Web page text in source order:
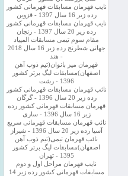
نایب قهرمان مسابقات قهرمانی کشور
رده زیر 16 سال 1397 - قزوین
نایب قهرمان مسابقات قهرمانی کشور
رده زیر 20 سال 1397 - زنجان
مقام سوم تیمی مسابقات المپیاد
جهانی شطرنج رده زیر 16 سال 2018
- هند
قهرمان میز بانوان(تیم ذوب آهن
اصفهان)مسابقات لیگ برتر کشور
1396 - رشت
نائب قهرمان مسابقات قهرمانی کشور
رده زیر 20 سال 1396 - گرگان
قهرمان مسابقات قهرمانی کشور رده
زیر 16 سال 1396 - ساری
نائب قهرمان مسابقات قهرمانی سریع
آسیا رده زیر 20 سال 1396 - شیراز
نائب قهرمان تیمی(تیم ذوب آهن
اصفهان)مسابقات لیگ برتر کشور
1395 - تهران
نایب قهرمان مراحل اول و دوم
مسابقات قهرمانی کشور رده زیر 14